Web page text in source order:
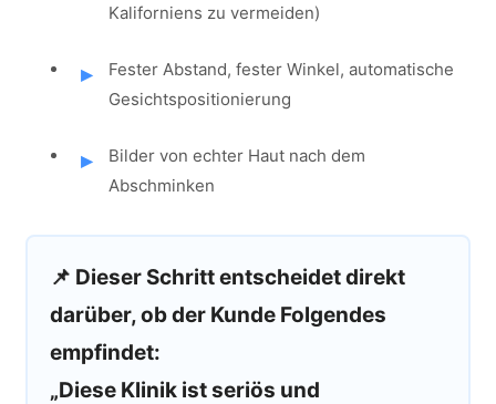
Kaliforniens zu vermeiden)
Fester Abstand, fester Winkel, automatische
Gesichtspositionierung
Bilder von echter Haut nach dem
Abschminken
📌 Dieser Schritt entscheidet direkt
darüber, ob der Kunde Folgendes
empfindet:
„Diese Klinik ist seriös und